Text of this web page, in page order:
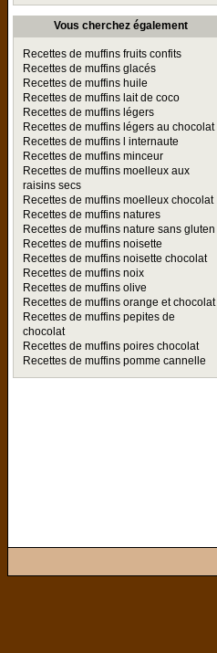
Vous cherchez également
Recettes de muffins fruits confits
Recettes de muffins glacés
Recettes de muffins huile
Recettes de muffins lait de coco
Recettes de muffins légers
Recettes de muffins légers au chocolat
Recettes de muffins l internaute
Recettes de muffins minceur
Recettes de muffins moelleux aux
raisins secs
Recettes de muffins moelleux chocolat
Recettes de muffins natures
Recettes de muffins nature sans gluten
Recettes de muffins noisette
Recettes de muffins noisette chocolat
Recettes de muffins noix
Recettes de muffins olive
Recettes de muffins orange et chocolat
Recettes de muffins pepites de
chocolat
Recettes de muffins poires chocolat
Recettes de muffins pomme cannelle